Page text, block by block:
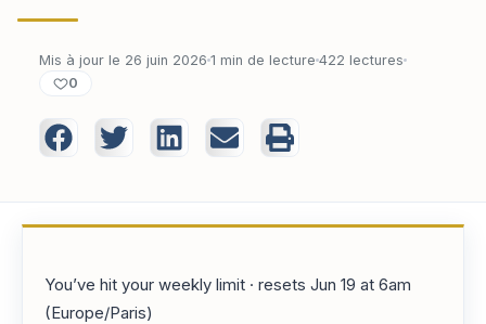
Mis à jour le 26 juin 2026 1 min de lecture 422 lectures
0
You’ve hit your weekly limit · resets Jun 19 at 6am
(Europe/Paris)